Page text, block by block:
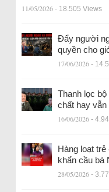
11/05/2026 - 18.505 Views
Đẩy người
quyền cho
17/06/2026 -
Thanh lọc
chất hay vẫn
16/06/2026 -
Hàng loạt
khẩn cầu bà
28/05/2026 -